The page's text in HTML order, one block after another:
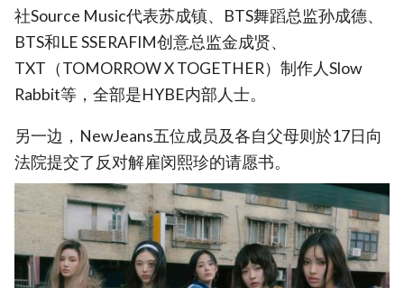
社Source Music代表苏成镇、BTS舞蹈总监孙成德、
BTS和LE SSERAFIM创意总监金成贤、
TXT（TOMORROW X TOGETHER）制作人Slow
Rabbit等，全部是HYBE内部人士。
另一边，NewJeans五位成员及各自父母则於17日向
法院提交了反对解雇闵熙珍的请愿书。